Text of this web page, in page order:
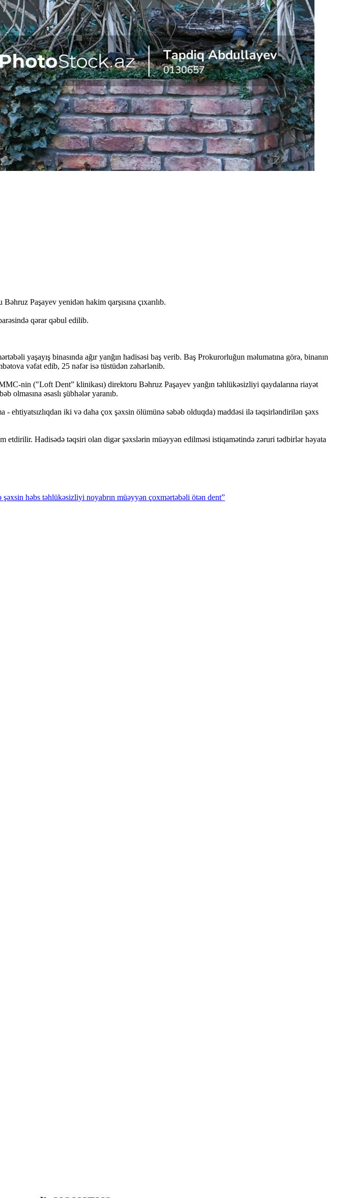
Paşayev yenidən hakim qarşısına çıxarılıb.
qərar qəbul edilib.
yaşayış binasında ağır yanğın hadisəsi baş verib. Baş Prokurorluğun məlumatına görə, binanın
vəfat edib, 25 nəfər isə tüstüdən zəhərlənib.
nin ("Loft Dent” klinikası) direktoru Bəhruz Paşayev yanğın təhlükəsizliyi qaydalarına riayət
olmasına əsaslı şübhələr yaranıb.
ehtiyatsızlıqdan iki və daha çox şəxsin ölümünə səbəb olduqda) maddəsi ilə təqsirləndirilən şəxs
Hadisədə təqsiri olan digər şəxslərin müəyyən edilməsi istiqamətində zəruri tədbirlər həyata
şəxsin həbs təhlükəsizliyi noyabrın müəyyən çoxmərtəbəli ötən dent”